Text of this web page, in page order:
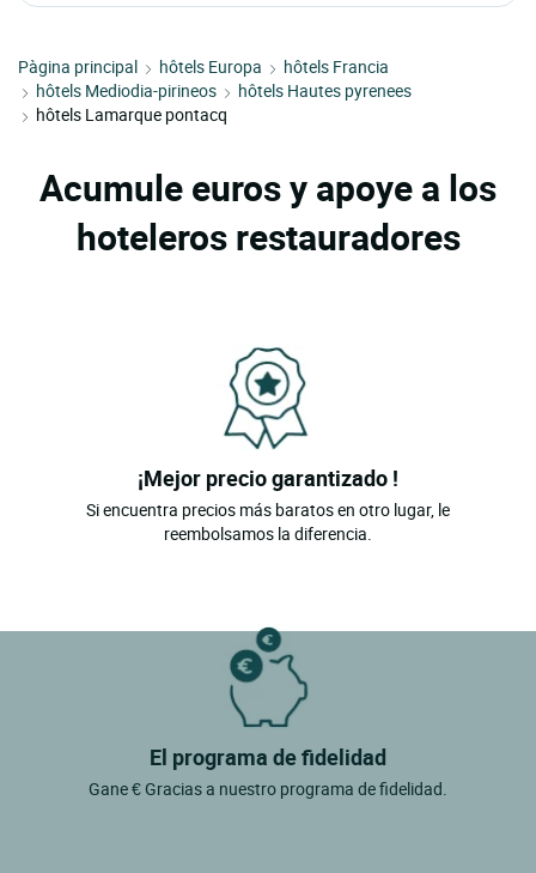
Pàgina principal hôtels Europa
hôtels Francia
hôtels Mediodia-pirineos
hôtels Hautes pyrenees
hôtels Lamarque pontacq
Acumule euros y apoye a los
hoteleros restauradores
¡Mejor precio garantizado !
Si encuentra precios más baratos en otro lugar, le
reembolsamos la diferencia.
El programa de fidelidad
Gane € Gracias a nuestro programa de fidelidad.